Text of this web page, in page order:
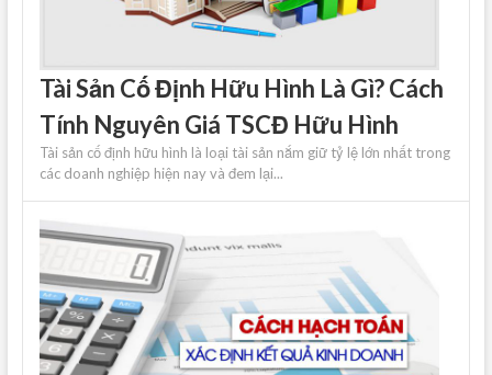
Tài Sản Cố Định Hữu Hình Là Gì? Cách
Tính Nguyên Giá TSCĐ Hữu Hình
Tài sản cố định hữu hình là loại tài sản nắm giữ tỷ lệ lớn nhất trong
các doanh nghiệp hiện nay và đem lại...